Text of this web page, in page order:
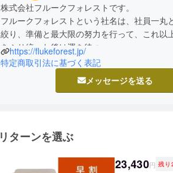
株式会社フルークフォレストです。
フルークフォレストという社名は、社員一丸
絞り、準備と最大限の努力を行って、これ以
をふり絞った後は運を待つ。
勝利の女神は努力をした者にだけ微笑む。
そのために頑張るという「フルーク」。
また、森林「フォレスト」は木々が並んだだ
フルークフォレストは様々な人や人脈、道具
https://flukeforest.jp/
特定商取引法に基づく表記
メッセージを送る
リターンを選ぶ
23,430円 残り